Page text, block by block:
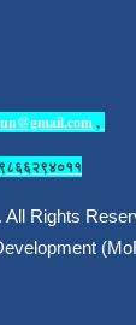
,
Rights